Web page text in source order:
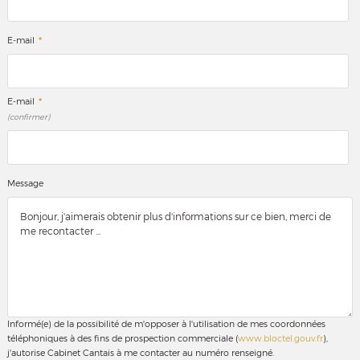
E-mail *
E-mail *
(confirmer)
Message
Informé(e) de la possibilité de m'opposer à l'utilisation de mes coordonnées
téléphoniques à des fins de prospection commerciale (www.bloctel.gouv.fr),
j'autorise Cabinet Cantais à me contacter au numéro renseigné.